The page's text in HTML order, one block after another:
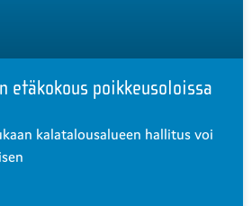
etäkokous poikkeusoloissa
kalatalousalueen hallitus voi